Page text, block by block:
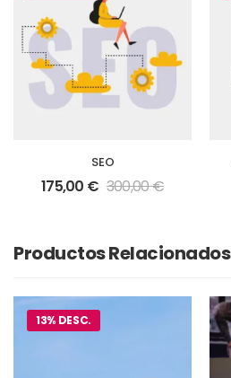
SEO
175,00 € 300,00€
Productos Relacionados
13% DESC.